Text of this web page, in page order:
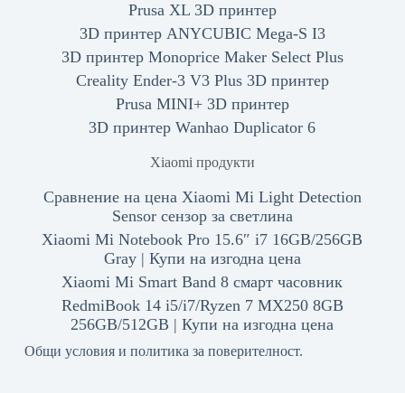
Prusa XL 3D принтер
3D принтер ANYCUBIC Mega-S I3
3D принтер Monoprice Maker Select Plus
Creality Ender-3 V3 Plus 3D принтер
Prusa MINI+ 3D принтер
3D принтер Wanhao Duplicator 6
Xiaomi продукти
Сравнение на цена Xiaomi Mi Light Detection
Sensor сензор за светлина
Xiaomi Mi Notebook Pro 15.6″ i7 16GB/256GB
Gray | Купи на изгодна цена
Xiaomi Mi Smart Band 8 смарт часовник
RedmiBook 14 i5/i7/Ryzen 7 MX250 8GB
256GB/512GB | Купи на изгодна цена
Общи условия и политика за поверителност.